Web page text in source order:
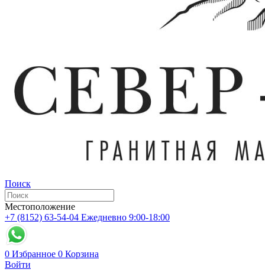
Поиск
Местоположение
+7 (8152) 63-54-04 Ежедневно 9:00-18:00
0 Избранное 0 Корзина
Войти